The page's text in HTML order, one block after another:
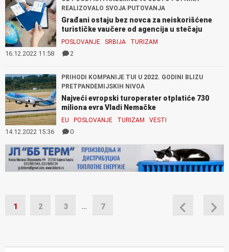
REALIZOVALO SVOJA PUTOVANJA
Građani ostaju bez novca za neiskorišćene
turističke vaučere od agencija u stečaju
POSLOVANJE SRBIJA TURIZAM
16.12.2022 11:58 2
PRIHODI KOMPANIJE TUI U 2022. GODINI BLIZU
PRETPANDEMIJSKIH NIVOA
Najveći evropski turoperater otplatiće 730
miliona evra Vladi Nemačke
EU POSLOVANJE TURIZAM VESTI
14.12.2022 15:36 0
1 2 3 … 7